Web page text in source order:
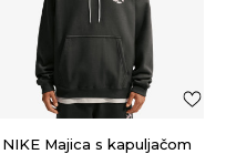
NIKE Majica s kapuljačom